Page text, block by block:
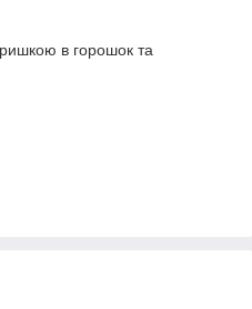
в горошок та